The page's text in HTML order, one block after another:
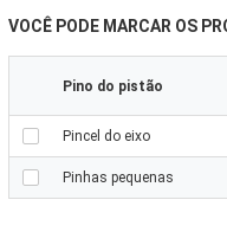
VOCÊ PODE MARCAR OS
Pino do pistão
Pincel do eixo
Pinhas pequenas